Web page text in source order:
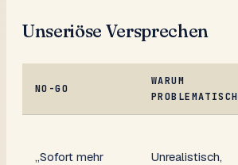
Unseriöse Versprechen
NO-GO
WARUM
PROBLEMATISCH
„Sofort mehr
Unrealistisch,